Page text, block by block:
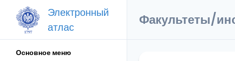
Электронный
атлас
Основное меню
Факультеты/